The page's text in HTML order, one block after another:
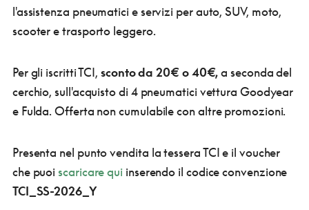
l'assistenza pneumatici e servizi per auto, SUV, moto,
scooter e trasporto leggero.
Per gli iscritti TCI, sconto da 20€ o 40€,a seconda del
cerchio, sull'acquisto di 4 pneumatici vettura Goodyear
e Fulda. Offerta non cumulabile con altre promozioni.
Presenta nel punto vendita la tessera TCI e il voucher
che puoiscaricare qui inserendo il codice convenzione
TCI_SS-2026_Y